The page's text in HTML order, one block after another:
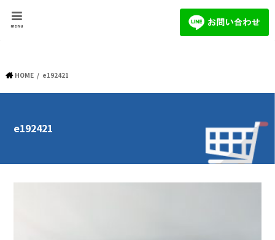
menu
HOME e192421
e192421